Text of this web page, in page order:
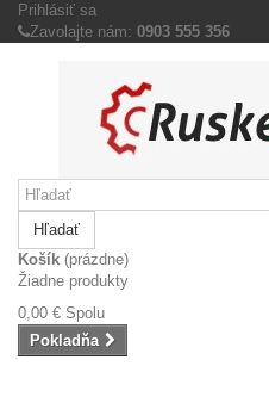
Prihlásiť sa
Zavolajte nám: 0903 555 356
Hľadať
Košík (prázdne)
Žiadne produkty
0,00 € Spolu
Pokladňa